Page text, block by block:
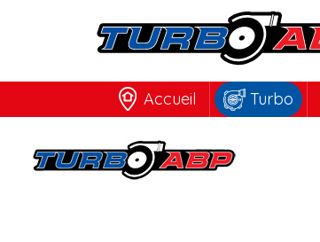
Accueil Turbo